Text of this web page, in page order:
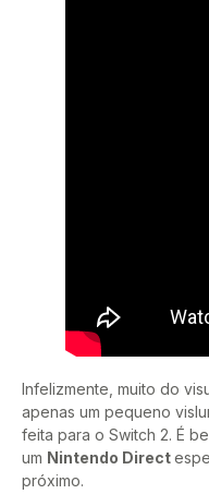
Infelizmente, muito do
apenas um pequeno
feita para o Switch 2. É
um Nintendo Direct
próximo.